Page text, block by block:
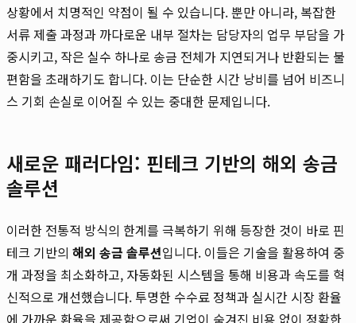
상황에서 치명적인 약점이 될 수 있습니다. 뿐만 아니라, 복잡한
서류 제출 과정과 까다로운 내부 절차는 담당자의 업무 부담을 가
중시키고, 작은 실수 하나로 송금 전체가 지연되거나 반환되는 불
편함을 초래하기도 합니다. 이는 단순한 시간 낭비를 넘어 비즈니
스 기회 손실로 이어질 수 있는 중대한 문제입니다.
새로운 패러다임: 핀테크 기반의 해외 송금
솔루션
이러한 전통적 방식의 한계를 극복하기 위해 등장한 것이 바로 핀
테크 기반의 해외 송금 솔루션입니다. 이들은 기술을 활용하여 중
개 과정을 최소화하고, 자동화된 시스템을 통해 비용과 속도를 혁
신적으로 개선했습니다. 투명한 수수료 정책과 실시간 시장 환율
에 가까운 환율을 제공함으로써 기업이 숨겨진 비용 없이 정확한